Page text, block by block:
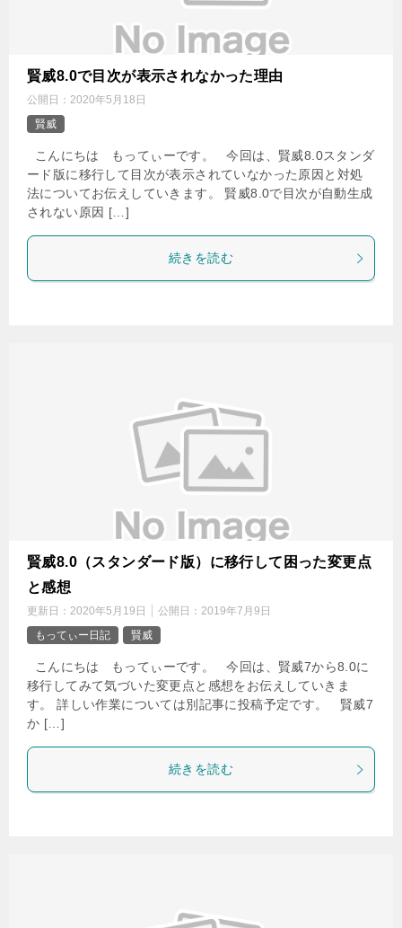
賢威8.0で目次が表示されなかった理由
公開日： 2020年5月18日
賢威
こんにちは もってぃーです。 今回は、賢威8.0スタンダ
ード版に移行して目次が表示されていなかった原因と対処
法についてお伝えしていきます。 賢威8.0で目次が自動生成
されない原因 […]
続きを読む
賢威8.0（スタンダード版）に移行して困った変更点
と感想
更新日： 2020年5月19日 公開日： 2019年7月9日
もってぃー日記
賢威
こんにちは もってぃーです。 今回は、賢威7から8.0に
移行してみて気づいた変更点と感想をお伝えしていきま
す。 詳しい作業については別記事に投稿予定です。 賢威7
か […]
続きを読む